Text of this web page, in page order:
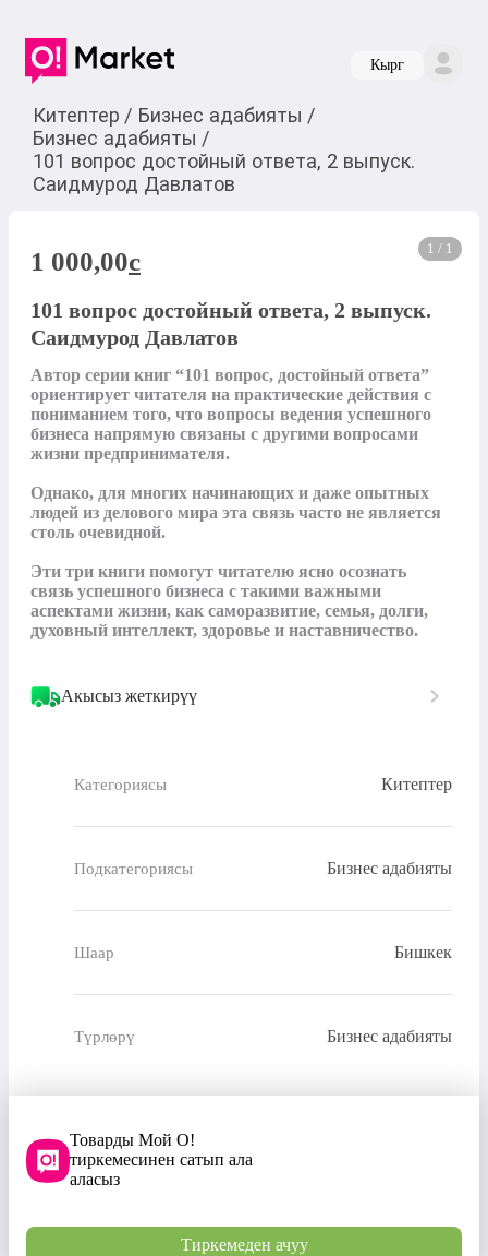
Кырг
Китептер / Бизнес адабияты /
Бизнес адабияты /
101 вопрос достойный ответа, 2 выпуск.
Саидмурод Давлатов
1 / 1
1 000,00c
101 вопрос достойный ответа, 2 выпуск.
Саидмурод Давлатов
Автор серии книг “101 вопрос, достойный ответа”
ориентирует читателя на практические действия с
пониманием того, что вопросы ведения успешного
бизнеса напрямую связаны с другими вопросами
жизни предпринимателя.
Однако, для многих начинающих и даже опытных
людей из делового мира эта связь часто не является
столь очевидной.
Эти три книги помогут читателю ясно осознать
связь успешного бизнеса с такими важными
аспектами жизни, как саморазвитие, семья, долги,
духовный интеллект, здоровье и наставничество.
Акысыз жеткирүү
Категориясы Китептер
Подкатегориясы Бизнес адабияты
Шаар Бишкек
Түрлөрү Бизнес адабияты
Товарды Мой О!
тиркемесинен сатып ала
аласыз
Тиркемеден ачуу